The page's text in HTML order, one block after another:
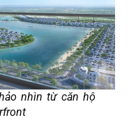
nhìn từ căn hộ